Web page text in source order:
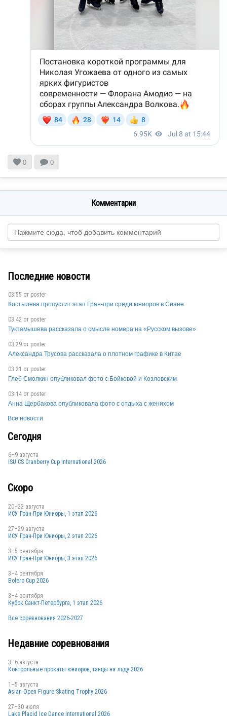
0  0
Комментарии
Последние новости
03:55 от poster
Костылева пропустит этап Гран-при среди юниоров в Сиане
03:42 от poster
Туктамышева рассказала о смысле номера на «Русском вызове»
03:29 от poster
Александра Трусова рассказала о плотном графике в Китае
03:21 от poster
Глеб Смолкин опубликовал фото с Бойковой и Козловским
03:14 от poster
Анна Щербакова опубликовала фото с отдыха с женихом
Все новости
Сегодня
6–9 августа
ISU CS Cranberry Cup International 2026
Скоро
20–22 августа
ИСУ Гран-При Юниоры, 1 этап 2026
27–29 августа
ИСУ Гран-При Юниоры, 2 этап 2026
3–5 сентября
ИСУ Гран-При Юниоры, 3 этап 2026
3–4 сентября
Bolero Cup 2026
3–4 сентября
Кубок Санкт-Петербурга, 1 этап 2026
Все соревнования 2026-2027
Недавние соревнования
3–6 августа
Контрольные прокаты юниоров, танцы на льду 2026
1–5 августа
Asian Open Figure Skating Trophy 2026
27–30 июля
Lake Placid Ice Dance International 2026